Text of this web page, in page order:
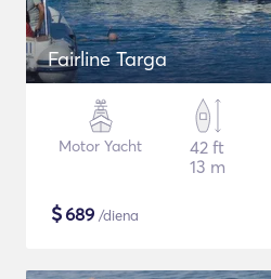
Fairline Targa
Motor Yacht
42 ft
13 m
$689 /diena